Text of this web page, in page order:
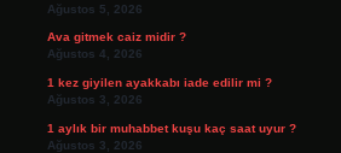
Ağustos 5, 2026
Ava gitmek caiz midir ?
Ağustos 4, 2026
1 kez giyilen ayakkabı iade edilir mi ?
Ağustos 3, 2026
1 aylık bir muhabbet kuşu kaç saat uyur ?
Ağustos 3, 2026